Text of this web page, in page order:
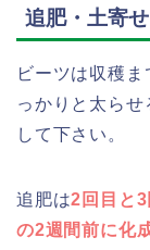
追肥・土寄せ
ビーツは収穫
っかりと太ら
して下さい。
追肥は2回目と
の2週間前に化